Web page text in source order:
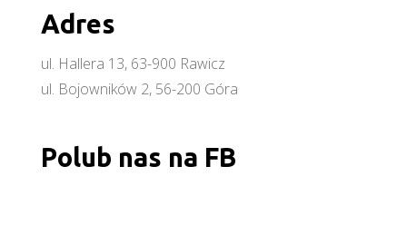
Adres
ul. Hallera 13, 63-900 Rawicz
ul. Bojowników 2, 56-200 Góra
Polub nas na FB